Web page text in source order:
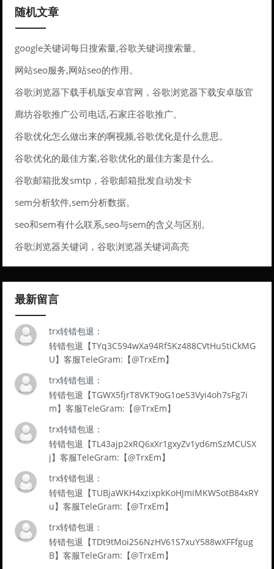
随机文章
google关键词每日搜索量,谷歌关键词搜索量。
网站seo服务,网站seo的作用。
谷歌浏览器下载手机版安卓官网，谷歌浏览器下载安卓版官
方下载
廊坊谷歌推广公司电话,石家庄谷歌推广。
谷歌优化怎么做出来的啊视频,谷歌优化是什么意思。
谷歌优化的最佳方案,谷歌优化的最佳方案是什么。
谷歌邮箱批发smtp，谷歌邮箱批发自动发卡
sem分析软件,sem分析数据。
seo和sem有什么联系,seo与sem的含义与区别。
谷歌浏览器关键词，谷歌浏览器关键词高亮
最新留言
trx转错包退：
转错包退【TYq3C594wXa94Rf5Kz488CVtHu5tiCkMG
U】客服TeleGram:【@TrxEm】
trx转错包退：
转错包退【TGWX5fjrT8VKT9oG1oeS3Vyi4oh7sFg7i
m】客服TeleGram:【@TrxEm】
trx转错包退：
转错包退【TL43ajp2xRQ6xXr1gxyZv1yd6mSzMCUSX
j】客服TeleGram:【@TrxEm】
trx转错包退：
转错包退【TUBjaWKH4xzixpkKoHJmiMKW5otB84xRY
u】客服TeleGram:【@TrxEm】
trx转错包退：
转错包退【TDt9tMoi2S6NzHV61S7xuY588wXFFfgug
B】客服TeleGram:【@TrxEm】